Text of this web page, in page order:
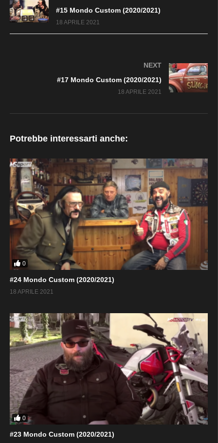
#15 Mondo Custom (2020/2021)
18 APRILE 2021
NEXT
#17 Mondo Custom (2020/2021)
18 APRILE 2021
Potrebbe interessarti anche:
0
#24 Mondo Custom (2020/2021)
18 APRILE 2021
0
#23 Mondo Custom (2020/2021)